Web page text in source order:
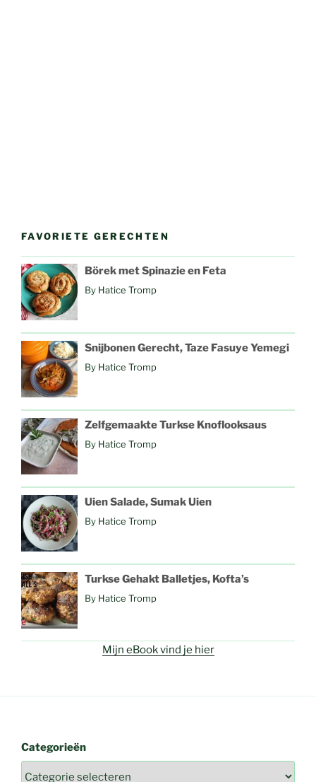
FAVORIETE GERECHTEN
Börek met Spinazie en Feta
By Hatice Tromp
Snijbonen Gerecht, Taze Fasuye Yemegi
By Hatice Tromp
Zelfgemaakte Turkse Knoflooksaus
By Hatice Tromp
Uien Salade, Sumak Uien
By Hatice Tromp
Turkse Gehakt Balletjes, Kofta’s
By Hatice Tromp
Mijn eBook vind je hier
Categorieën